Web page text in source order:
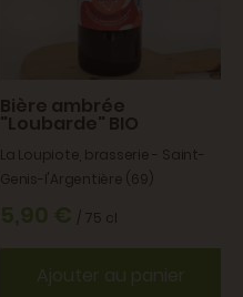
Bière ambrée
"Loubarde" BIO
La Loupiote, brasserie - Saint-
Genis-l'Argentière (69)
5,90 € / 75 cl
Ajouter au panier